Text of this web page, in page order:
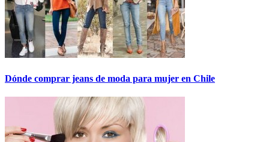
Dónde comprar jeans de moda para mujer en Chile